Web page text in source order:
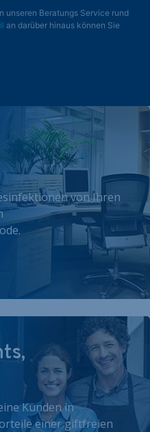
unseren Beratungs Service rund
an darüber hinaus können Sie
von Ihren
Kunden in
einer giftfreien